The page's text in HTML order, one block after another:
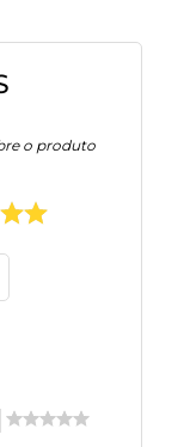
o produto